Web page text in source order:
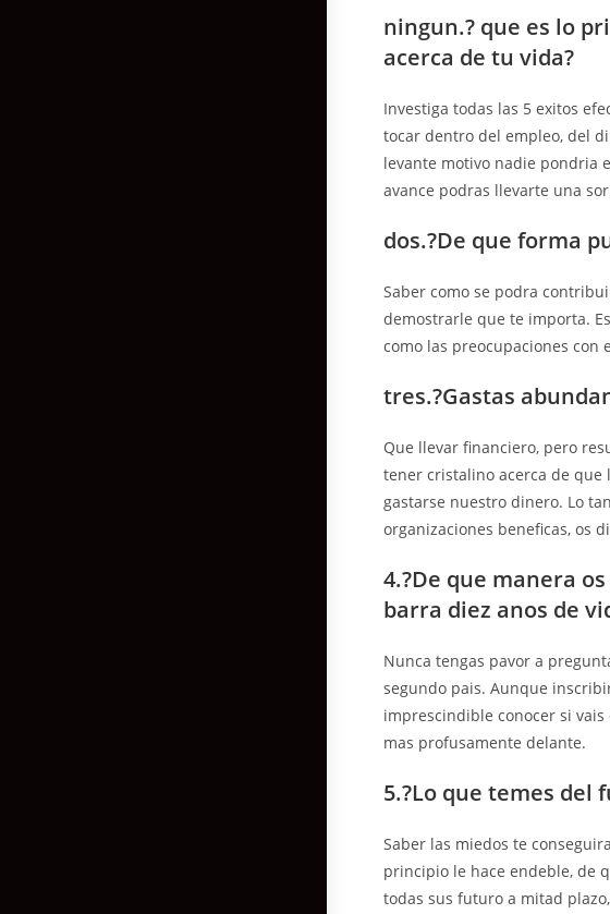
ningun.? que es lo
acerca de tu vida?
Investiga todas las 5 exitos
tocar dentro del empleo, del
levante motivo nadie pondri­a
avance podras llevarte una
dos.?De que forma
Saber como se podra
demostrarle que te importa.
como las preocupaciones
tres.?Gastas
Que llevar financiero, pero
tener cristalino acerca de
gastarse nuestro dinero. Lo
organizaciones beneficas, os
4.?De que manera
barra diez anos de
Nunca tengas pavor a
segundo pais. Aunque
imprescindible conocer si
mas profusamente delante.
5.?Lo que temes del
Saber las miedos te
principio le hace endeble, de
todas sus futuro a mitad